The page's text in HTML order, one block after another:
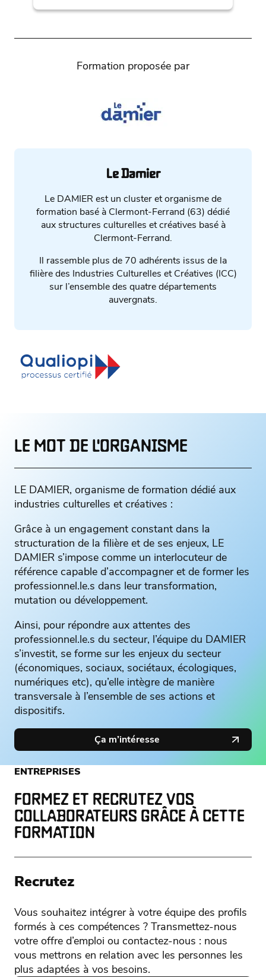
Formation proposée par
Le Damier
Le DAMIER est un cluster et organisme de
formation basé à Clermont-Ferrand (63) dédié
aux structures culturelles et créatives basé à
Clermont-Ferrand.
Il rassemble plus de 70 adhérents issus de la
filière des Industries Culturelles et Créatives (ICC)
sur l’ensemble des quatre départements
auvergnats.
LE MOT DE L'ORGANISME
LE DAMIER, organisme de formation dédié aux
industries culturelles et créatives :
Grâce à un engagement constant dans la
structuration de la filière et de ses enjeux, LE
DAMIER s’impose comme un interlocuteur de
référence capable d’accompagner et de former les
professionnel.le.s dans leur transformation,
mutation ou développement.
Ainsi, pour répondre aux attentes des
professionnel.le.s du secteur, l’équipe du DAMIER
s’investit, se forme sur les enjeux du secteur
(économiques, sociaux, sociétaux, écologiques,
numériques etc), qu’elle intègre de manière
transversale à l’ensemble de ses actions et
dispositifs.
Ça m’intéresse
ENTREPRISES
FORMEZ ET RECRUTEZ VOS
COLLABORATEURS GRÂCE À CETTE
FORMATION
Recrutez
Vous souhaitez intégrer à votre équipe des profils
formés à ces compétences ? Transmettez-nous
votre offre d’emploi ou contactez-nous : nous
vous mettrons en relation avec les personnes les
plus adaptées à vos besoins.